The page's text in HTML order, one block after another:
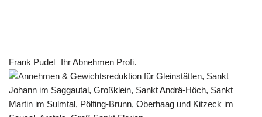
Frank Pudel Ihr Abnehmen Profi.